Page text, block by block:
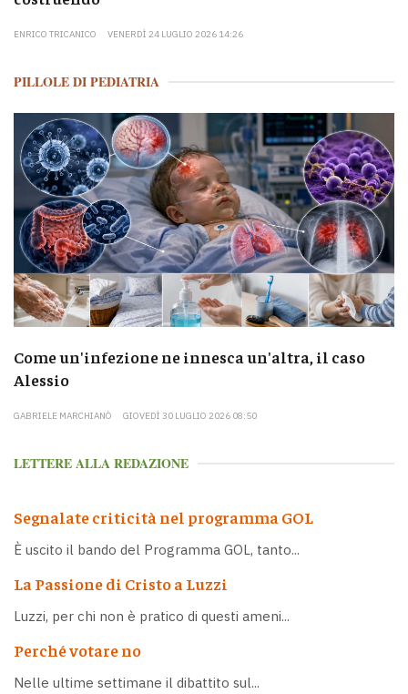
ENRICO TRICANICO VENERDÌ 24 LUGLIO 2026 14:26
PILLOLE DI PEDIATRIA
Come un'infezione ne innesca un'altra, il caso
Alessio
GABRIELE MARCHIANÒ GIOVEDÌ 30 LUGLIO 2026 08:50
LETTERE ALLA REDAZIONE
Segnalate criticità nel programma GOL
È uscito il bando del Programma GOL, tanto...
La Passione di Cristo a Luzzi
Luzzi, per chi non è pratico di questi ameni...
Perché votare no
Nelle ultime settimane il dibattito sul...